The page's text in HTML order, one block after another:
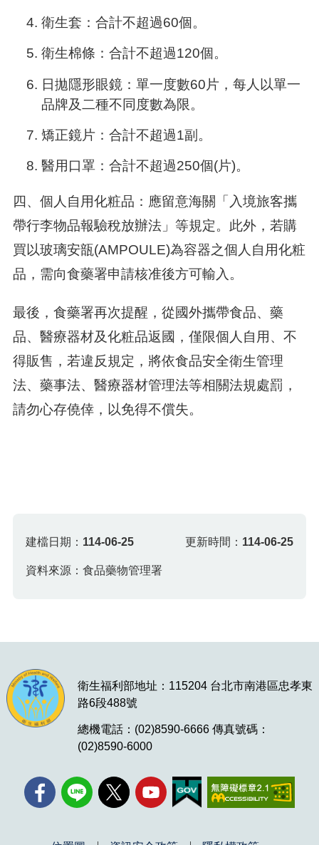
衛生套：合計不超過60個。
衛生棉條：合計不超過120個。
日拋隱形眼鏡：單一度數60片，每人以單一
品牌及二種不同度數為限。
矯正鏡片：合計不超過1副。
醫用口罩：合計不超過250個(片)。
四、個人自用化粧品：應留意海關「入境旅客攜
帶行李物品報驗稅放辦法」等規定。此外，若購
買以玻璃安瓿(AMPOULE)為容器之個人自用化粧
品，需向食藥署申請核准後方可輸入。
最後，食藥署再次提醒，從國外攜帶食品、藥
品、醫療器材及化粧品返國，僅限個人自用、不
得販售，若違反規定，將依食品安全衛生管理
法、藥事法、醫療器材管理法等相關法規處罰，
請勿心存僥倖，以免得不償失。
建檔日期： 114-06-25 更新時間： 114-06-25
資料來源：食品藥物管理署
衛生福利部地址：115204 台北市南港區忠孝東
路6段488號
總機電話：(02)8590-6666 傳真號碼：
(02)8590-6000